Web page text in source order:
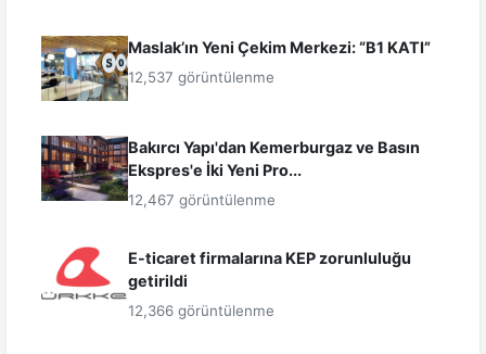
Maslak’ın Yeni Çekim Merkezi: “B1 KATI”
12,537 görüntülenme
Bakırcı Yapı'dan Kemerburgaz ve Basın
Ekspres'e İki Yeni Pro...
12,467 görüntülenme
E-ticaret firmalarına KEP zorunluluğu
getirildi
12,366 görüntülenme